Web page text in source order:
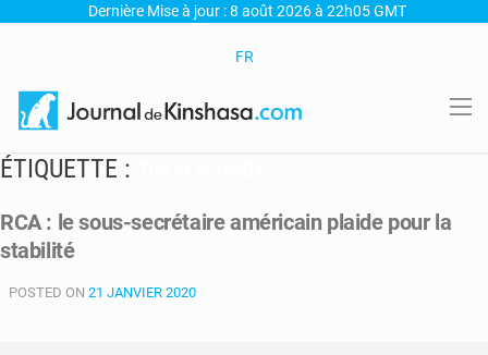
Dernière Mise à jour : 8 août 2026 à 22h05 GMT
FR
ÉTIQUETTE :
RCA : le sous-secrétaire américain plaide pour la
stabilité
POSTED ON 21 JANVIER 2020